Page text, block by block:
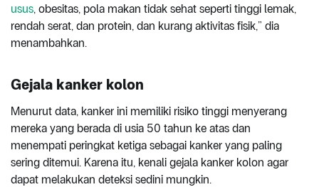
usus, obesitas, pola makan tidak sehat seperti tinggi lemak,
rendah serat, dan protein, dan kurang aktivitas fisik,” dia
menambahkan.
Gejala kanker kolon
Menurut data, kanker ini memiliki risiko tinggi menyerang
mereka yang berada di usia 50 tahun ke atas dan
menempati peringkat ketiga sebagai kanker yang paling
sering ditemui. Karena itu, kenali gejala kanker kolon agar
dapat melakukan deteksi sedini mungkin.